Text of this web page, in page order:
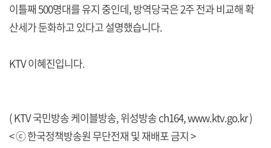
이틀째 500명대를 유지 중인데, 방역당국은 2주 전과 비교해 확
산세가 둔화하고 있다고 설명했습니다.
KTV 이혜진입니다.
( KTV 국민방송 케이블방송, 위성방송 ch164,www.ktv.go.kr)
< ⓒ 한국정책방송원 무단전재 및 재배포 금지 >